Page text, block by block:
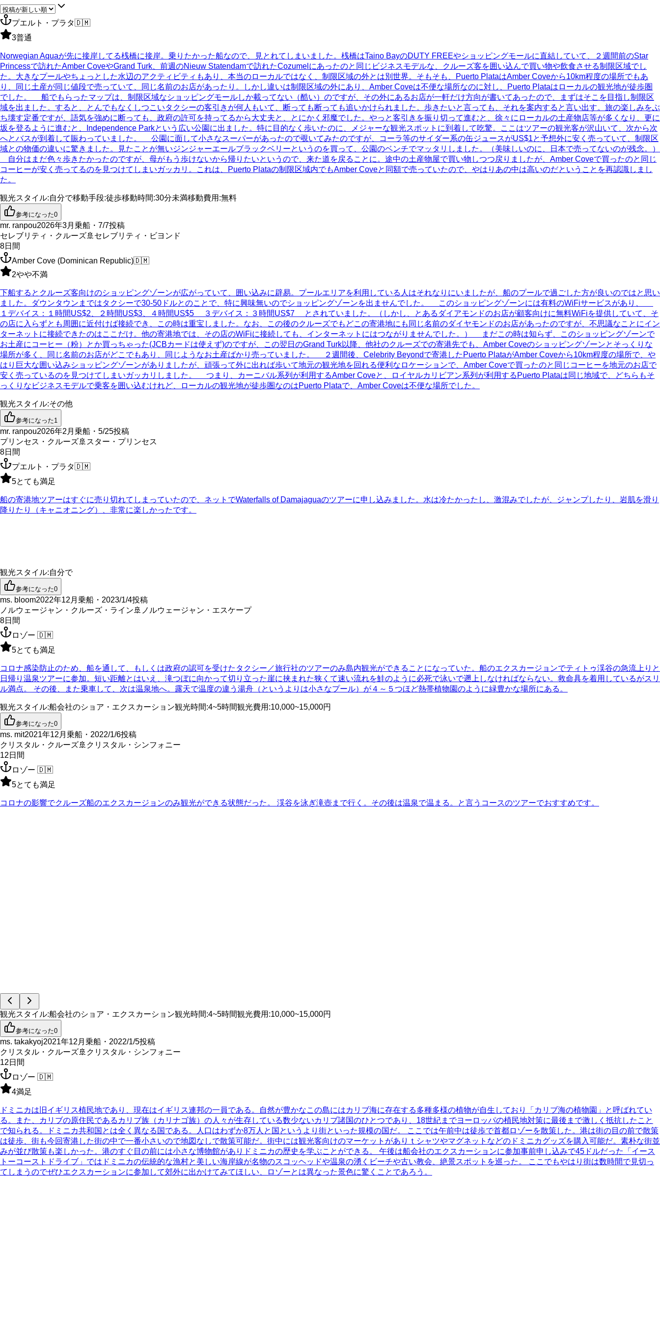
プエルト・プラタ🇩🇲
3普通
Norwegian Aquaが先に接岸してる桟橋に接岸。乗りたかった船なので、見とれてしまいました。桟橋はTaino BayのDUTY FREEやショッピングモールに直結していて、２週間前のStar
Princessで訪れたAmber CoveやGrand Turk、前週のNieuw Statendamで訪れたCozumelにあったのと同じビジネスモデルな、クルーズ客を囲い込んで買い物や飲食させる制限区域でし
た。大きなプールやちょっとした水辺のアクティビティもあり、本当のローカルではなく、制限区域の外とは別世界。そもそも、Puerto PlataはAmber Coveから10km程度の場所でもあ
り、同じ土産が同じ値段で売っていて、同じ名前のお店があったり。しかし違いは制限区域の外にあり、Amber Coveは不便な場所なのに対し、Puerto Plataはローカルの観光地が徒歩圏
でした。 船でもらったマップは、制限区域なショッピングモールしか載ってない（酷い）のですが、その外にあるお店が一軒だけ方向が書いてあったので、まずはそこを目指し制限区
域を出ました。すると、とんでもなくしつこいタクシーの客引きが何人もいて、断っても断っても追いかけられました。歩きたいと言っても、それを案内すると言い出す。旅の楽しみをぶ
ち壊す定番ですが、語気を強めに断っても、政府の許可を持ってるから大丈夫と、とにかく邪魔でした。やっと客引きを振り切って進むと、徐々にローカルの土産物店等が多くなり、更に
坂を登るように進むと、Independence Parkという広い公園に出ました。特に目的なく歩いたのに、メジャーな観光スポットに到着して吃驚。ここはツアーの観光客が沢山いて、次から次
へとバスが到着して賑わっていました。 公園に面して小さなスーパーがあったので覗いてみたのですが、コーラ等のサイダー系の缶ジュースがUS$1と予想外に安く売っていて、制限区
域との物価の違いに驚きました。見たことが無いジンジャーエールブラックベリーというのを買って、公園のベンチでマッタリしました。（美味しいのに、日本で売ってないのが残念。）
自分はまだ色々歩きたかったのですが、母がもう歩けないから帰りたいというので、来た道を戻ることに。途中の土産物屋で買い物しつつ戻りましたが、Amber Coveで買ったのと同じ
コーヒーが安く売ってるのを見つけてしまいガッカリ。これは、Puerto Plataの制限区域内でもAmber Coveと同額で売っていたので、やはりあの中は高いのだということを再認識しまし
た。
観光スタイル:自分で移動手段:徒歩移動時間:30分未満移動費用 :無料
参考になった0
mr. ranpou2026年3月乗船・7/7投稿
セレブリティ・クルーズ🚢 セレブリティ・ビヨンド
8日間
Amber Cove (Dominican Republic)🇩🇲
2やや不満
下船するとクルーズ客向けのショッピングゾーンが広がっていて、囲い込みに辟易。プールエリアを利用している人はそれなりにいましたが、船のプールで過ごした方が良いのではと思い
ました。ダウンタウンまではタクシーで30-50ドルとのことで、特に興味無いのでショッピングゾーンを出ませんでした。 このショッピングゾーンには有料のWiFiサービスがあり、
１デバイス：１時間US$2、２時間US$3、４時間US$5 ３デバイス：３時間US$7 とされていました。（しかし、とあるダイアモンドのお店が顧客向けに無料WiFiを提供していて、そ
の店に入らずとも周囲に近付けば接続でき、この時は重宝しました。なお、この後のクルーズでもどこの寄港地にも同じ名前のダイヤモンドのお店があったのですが、不思議なことにイン
ターネットに接続できたのはここだけ。他の寄港地では、その店のWiFiに接続しても、インターネットにはつながりませんでした。） まだこの時は知らず、このショッピングゾーンで
お土産にコーヒー（粉）とか買っちゃった(JCBカードは使えず)のですが、この翌日のGrand Turk以降、他社のクルーズでの寄港先でも、Amber Coveのショッピングゾーンとそっくりな
場所が多く、同じ名前のお店がどこでもあり、同じようなお土産ばかり売っていました。 ２週間後、Celebrity Beyondで寄港したPuerto PlataがAmber Coveから10km程度の場所で、や
はり巨大な囲い込みショッピングゾーンがありましたが、頑張って外に出れば歩いて地元の観光地を回れる便利なロケーションで、Amber Coveで買ったのと同じコーヒーを地元のお店で
安く売っているのを見つけてしまいガッカリしました。 つまり、カーニバル系列が利用するAmber Coveと、ロイヤルカリビアン系列が利用するPuerto Plataは同じ地域で、どちらもそ
っくりなビジネスモデルで乗客を囲い込むけれど、ローカルの観光地が徒歩圏なのはPuerto Plataで、Amber Coveは不便な場所でした。
観光スタイル:その他
参考になった1
mr. ranpou2026年2月乗船・5/25投稿
プリンセス・クルーズ🚢 スター・プリンセス
8日間
プエルト・プラタ🇩🇲
5とても満足
船の寄港地ツアーはすぐに売り切れてしまっていたので、ネットでWaterfalls of Damajaguaのツアーに申し込みました。水は冷たかったし、激混みでしたが、ジャンプしたり、岩肌を滑り
降りたり（キャニオニング）、非常に楽しかったです。
観光スタイル:自分で
参考になった0
ms. bloom2022年12月乗船・2023/1/4投稿
ノルウェージャン・クルーズ・ライン 🚢 ノルウェージャン・エスケープ
8日間
ロゾー 🇩🇲
5とても満足
コロナ感染防止のため、船を通して、もしくは政府の認可を受けたタクシー／旅行社のツアーのみ島内観光ができることになっていた。船のエクスカージョンでティトゥ渓谷の急流上りと
日帰り温泉ツアーに参加。短い距離とはいえ、滝つぼに向かって切り立った崖に挟まれた狭くて速い流れを鮭のように必死で泳いで遡上しなければならない。救命具を着用しているがスリ
ル満点。 その後、また乗車して、次は温泉地へ。露天で温度の違う湯舟（というよりは小さなプール）が４～５つほど熱帯植物園のように緑豊かな場所にある。
観光スタイル:船会社のショア・エクスカーション観光時間:4~5時間観光費用 :10,000~15,000円
参考になった0
ms. mit2021年12月乗船・2022/1/6投稿
クリスタル・クルーズ🚢 クリスタル・シンフォニー
12 日間
ロゾー 🇩🇲
5とても満足
コロナの影響でクルーズ船のエクスカージョンのみ観光ができる状態だった。 渓谷を泳ぎ滝壺まで行く。その後は温泉で温まる。と言うコースのツアーでおすすめです。
観光スタイル:船会社のショア・エクスカーション観光時間:4~5時間観光費用 :10,000~15,000円
参考になった0
ms. takakyoj2021年12月乗船・2022/1/5投稿
クリスタル・クルーズ🚢 クリスタル・シンフォニー
12 日間
ロゾー 🇩🇲
4満足
ドミニカは旧イギリス植民地であり、現在はイギリス連邦の一員である。自然が豊かなこの島にはカリブ海に存在する多種多様の植物が自生しており「カリブ海の植物園」と呼ばれてい
る。また、カリブの原住民であるカリブ族（カリナゴ族）の人々が生存している数少ないカリブ諸国のひとつであり、18世紀までヨーロッパの植民地対策に最後まで激しく抵抗したこと
で知られる。ドミニカ共和国とは全く異なる国である。人口はわずか8万人と国というより街といった規模の国だ。 ここでは午前中は徒歩で首都ロゾーを散策した。港は街の目の前で散策
は徒歩、街も今回寄港した街の中で一番小さいので地図なしで散策可能だ。街中には観光客向けのマーケットがありｔシャツやマグネットなどのドミニカグッズを購入可能だ。素朴な街並
みが並び散策も楽しかった。港のすぐ目の前には小さな博物館がありドミニカの歴史を学ぶことができる。 午後は船会社のエクスカーションに参加事前申し込みで45ドルだった「イース
トーコーストドライブ」ではドミニカの伝統的な漁村と美しい海岸線が名物のスコッヘッドや温泉の湧くビーチや古い教会、絶景スポットを巡った。 ここでもやはり街は数時間で見切っ
てしまうのでぜひエクスカーションに参加して郊外に出かけてみてほしい、ロゾーとは異なった景色に驚くことであろう。